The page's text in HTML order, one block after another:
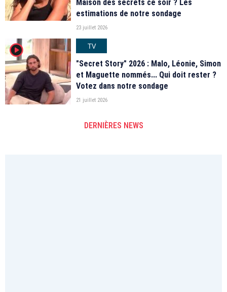
Maison des secrets ce soir ? Les
estimations de notre sondage
23 juillet 2026
player2
TV
"Secret Story" 2026 : Malo, Léonie, Simon
et Maguette nommés... Qui doit rester ?
Votez dans notre sondage
21 juillet 2026
DERNIÈRES NEWS